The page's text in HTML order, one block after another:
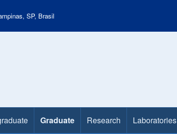
SP, Brasil
Graduate Research Laboratories